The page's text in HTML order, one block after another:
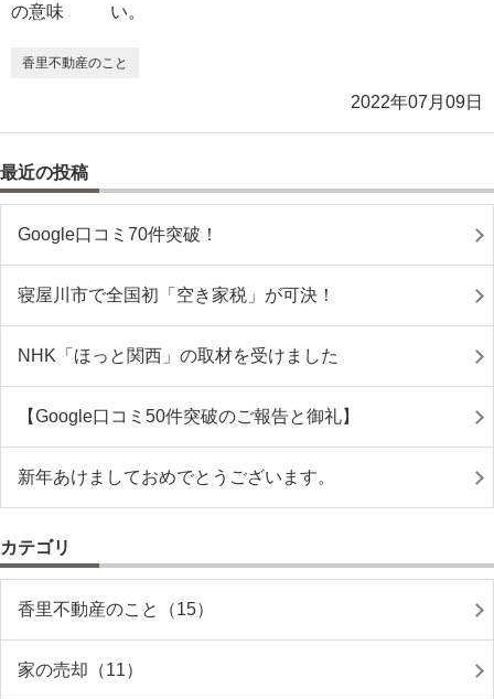
い。
香里不動産のこと
2022年07月09日
最近の投稿
Google口コミ70件突破！
寝屋川市で全国初「空き家税」が可決！
NHK「ほっと関西」の取材を受けました
【Google口コミ50件突破のご報告と御礼】
新年あけましておめでとうございます。
カテゴリ
香里不動産のこと（15）
家の売却（11）